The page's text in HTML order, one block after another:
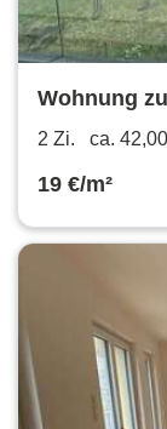
Wohnung
m²
2 Zi. ca.
19 €/m²